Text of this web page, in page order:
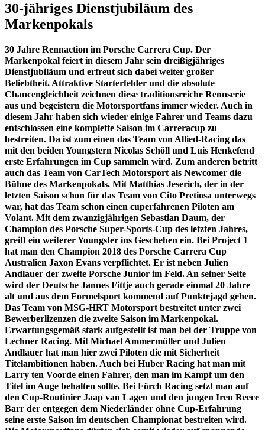
30-jähriges Dienstjubiläum des
Markenpokals
30 Jahre Rennaction im Porsche Carrera Cup. Der
Markenpokal feiert in diesem Jahr sein dreißigjähriges
Dienstjubiläum und erfreut sich dabei weiter großer
Beliebtheit. Attraktive Starterfelder und die absolute
Chancengleichheit zeichnen diese traditionsreiche Rennserie
aus und begeistern die Motorsportfans immer wieder. Auch in
diesem Jahr haben sich wieder einige Fahrer und Teams dazu
entschlossen eine komplette Saison im Carreracup zu
bestreiten. Da ist zum einen das Team von Allied-Racing das
mit den beiden Youngstern Nicolas Schöll und Luis Henkefend
erste Erfahrungen im Cup sammeln wird. Zum anderen betritt
auch das Team von CarTech Motorsport als Newcomer die
Bühne des Markenpokals. Mit Matthias Jeserich, der in der
letzten Saison schon für das Team von Cito Pretiosa unterwegs
war, hat das Team schon einen cuperfahrenen Piloten am
Volant. Mit dem zwanzigjährigen Sebastian Daum, der
Champion des Porsche Super-Sports-Cup des letzten Jahres,
greift ein weiterer Youngster ins Geschehen ein. Bei Project 1
hat man den Champion 2018 des Porsche Carrera Cup
Australien Jaxon Evans verpflichtet. Er ist neben Julien
Andlauer der zweite Porsche Junior im Feld. An seiner Seite
wird der Deutsche Jannes Fittje auch gerade einmal 20 Jahre
alt und aus dem Formelsport kommend auf Punktejagd gehen.
Das Team von MSG-HRT Motorsport bestreitet unter zwei
Bewerberlizenzen die zweite Saison im Markenpokal.
Erwartungsgemäß stark aufgestellt ist man bei der Truppe von
Lechner Racing. Mit Michael Ammermüller und Julien
Andlauer hat man hier zwei Piloten die mit Sicherheit
Titelambitionen haben. Auch bei Huber Racing hat man mit
Larry ten Voorde einen Fahrer, den man im Kampf um den
Titel im Auge behalten sollte. Bei Förch Racing setzt man auf
den Cup-Routinier Jaap van Lagen und den jungen Iren Reece
Barr der entgegen dem Niederländer ohne Cup-Erfahrung
seine erste Saison im deutschen Championat bestreiten wird.